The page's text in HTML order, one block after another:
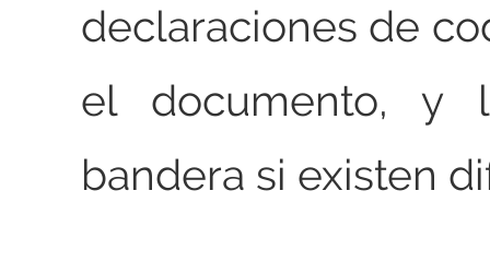
declaraciones de
el documento, y
bandera si existen